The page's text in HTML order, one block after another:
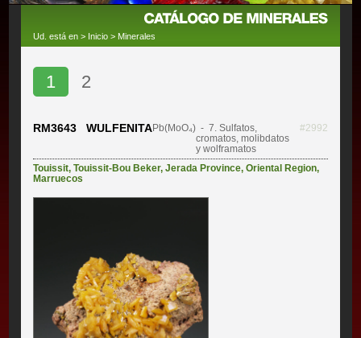
Ud. está en > Inicio > Minerales
1 2
RM3643 WULFENITAPb(MoO₄) - 7. Sulfatos,
cromatos, molibdatos
y wolframatos
#2992
Touissit,Touissit-Bou Beker,Jerada Province,Oriental Region,
Marruecos